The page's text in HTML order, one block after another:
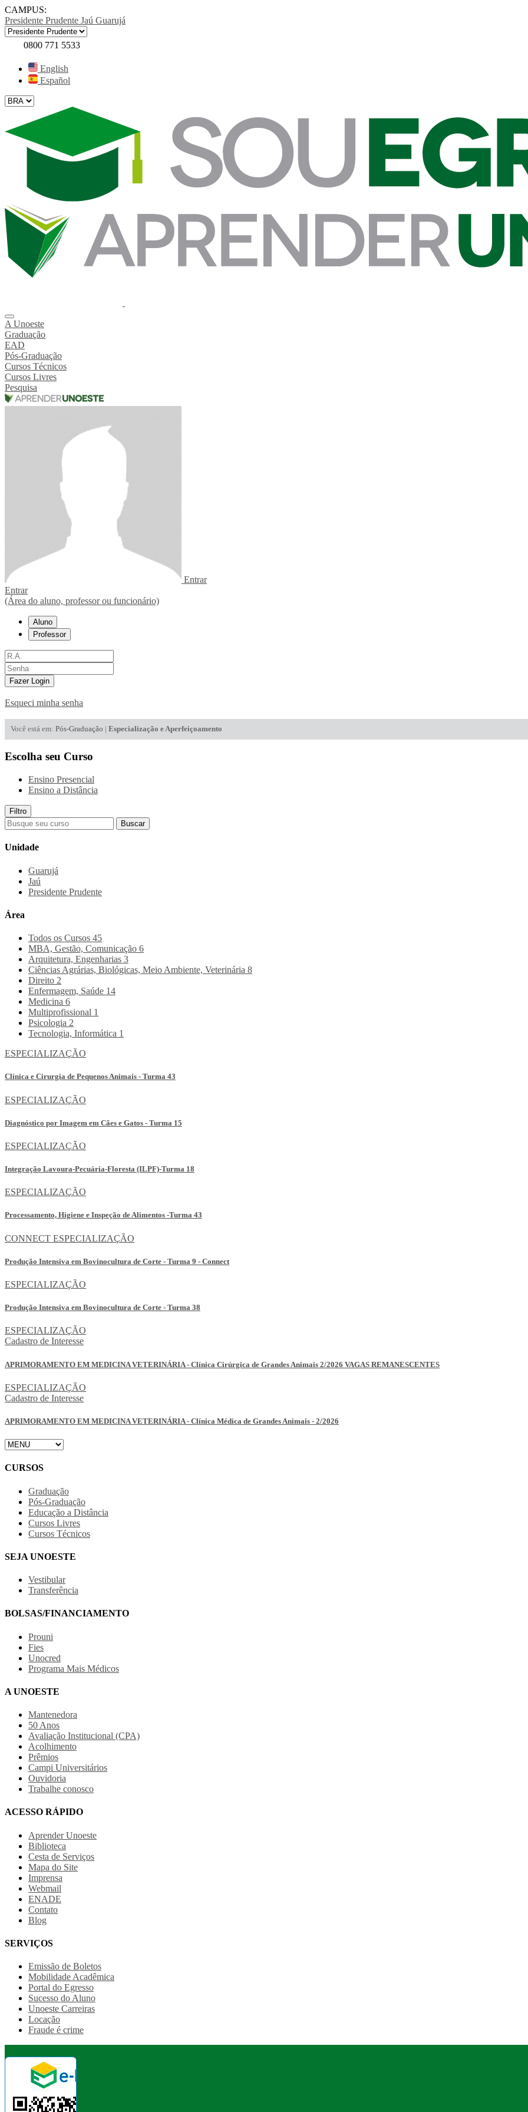
CAMPUS:
Presidente Prudente Jaú Guarujá
0800 771 5533
English
Español
A Unoeste
Graduação
EAD
Pós-Graduação
Cursos Técnicos
Cursos Livres
Pesquisa
Entrar
Entrar
(Área do aluno, professor ou funcionário)
Aluno
Professor
Fazer Login
Esqueci minha senha
Você está em: Pós-Graduação | Especialização e Aperfeiçoamento
Escolha seu Curso
Ensino Presencial
Ensino a Distância
Filtro
Buscar
Unidade
Guarujá
Jaú
Presidente Prudente
Área
Todos os Cursos 45
MBA, Gestão, Comunicação 6
Arquitetura, Engenharias 3
Ciências Agrárias, Biológicas, Meio Ambiente, Veterinária 8
Direito 2
Enfermagem, Saúde 14
Medicina 6
Multiprofissional 1
Psicologia 2
Tecnologia, Informática 1
ESPECIALIZAÇÃO
Clínica e Cirurgia de Pequenos Animais - Turma 43
ESPECIALIZAÇÃO
Diagnóstico por Imagem em Cães e Gatos - Turma 15
ESPECIALIZAÇÃO
Integração Lavoura-Pecuária-Floresta (ILPF)-Turma 18
ESPECIALIZAÇÃO
Processamento, Higiene e Inspeção de Alimentos -Turma 43
CONNECT ESPECIALIZAÇÃO
Produção Intensiva em Bovinocultura de Corte - Turma 9 - Connect
ESPECIALIZAÇÃO
Produção Intensiva em Bovinocultura de Corte - Turma 38
ESPECIALIZAÇÃO
Cadastro de Interesse
APRIMORAMENTO EM MEDICINA VETERINÁRIA - Clínica Cirúrgica de Grandes Animais 2/2026 VAGAS REMANESCENTES
ESPECIALIZAÇÃO
Cadastro de Interesse
APRIMORAMENTO EM MEDICINA VETERINÁRIA - Clínica Médica de Grandes Animais - 2/2026
CURSOS
Graduação
Pós-Graduação
Educação a Distância
Cursos Livres
Cursos Técnicos
SEJA UNOESTE
Vestibular
Transferência
BOLSAS/FINANCIAMENTO
Prouni
Fies
Unocred
Programa Mais Médicos
A UNOESTE
Mantenedora
50 Anos
Avaliação Institucional (CPA)
Acolhimento
Prêmios
Campi Universitários
Ouvidoria
Trabalhe conosco
ACESSO RÁPIDO
Aprender Unoeste
Biblioteca
Cesta de Serviços
Mapa do Site
Imprensa
Webmail
ENADE
Contato
Blog
SERVIÇOS
Emissão de Boletos
Mobilidade Acadêmica
Portal do Egresso
Sucesso do Aluno
Unoeste Carreiras
Locação
Fraude é crime